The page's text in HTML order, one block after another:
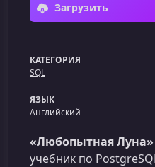
Загрузить
КАТЕГОРИЯ
SQL
ЯЗЫК
Английский
«Любопытная Луна»
учебник по